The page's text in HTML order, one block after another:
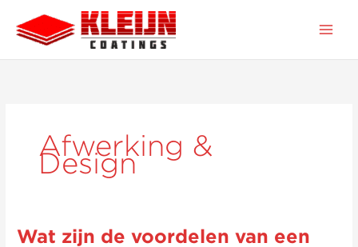
naar
inhoud
Afwerking &
Design
Wat zijn de voordelen van een
Wat